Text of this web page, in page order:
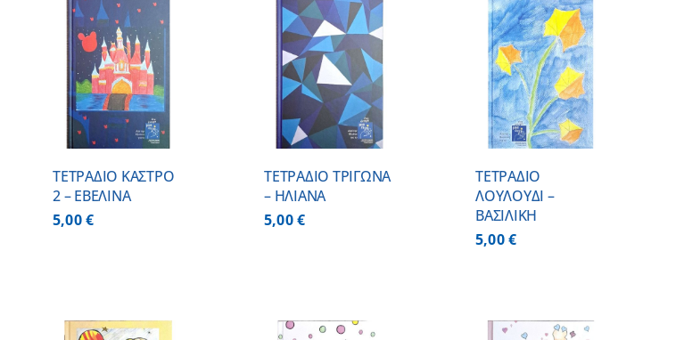
ΤΕΤΡΑΔΙΟ ΚΑΣΤΡΟ
2 – ΕΒΕΛΙΝΑ
5,00€
ΠΡΟΣΘΗΚΗ ΣΤΟ
ΚΑΛΑΘΙ
ΛΕΠΤΟΜΕΡΕΙΕΣ
ΤΕΤΡΑΔΙΟ ΤΡΙΓΩΝΑ
– ΗΛΙΑΝΑ
5,00€
ΠΡΟΣΘΗΚΗ ΣΤΟ
ΚΑΛΑΘΙ
ΛΕΠΤΟΜΕΡΕΙΕΣ
ΤΕΤΡΑΔΙΟ
ΛΟΥΛΟΥΔΙ –
ΒΑΣΙΛΙΚΗ
5,00€